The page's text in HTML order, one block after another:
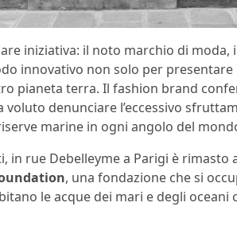
iniziativa: il noto marchio di
innovativo non solo per presentare
pianeta terra. Il fashion brand
voluto denunciare l’eccessivo
marine in ogni angolo del
in rue Debelleyme a Parigi è rimasto
, una fondazione che si
le acque dei mari e degli